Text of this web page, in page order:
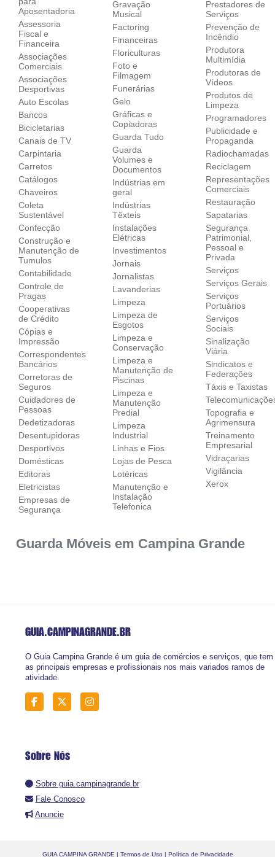
Aposentadoria
Assessoria
Fiscal e
Financeira
Associações
Comerciais
Associações
Desportivas
Auto Escolas
Bancos
Bicicletarias
Canais de TV
Carpintaria
Carretos
Catálogos
Chaveiros
Coleta
Sustentável
Confecção
Construção e
Manutenção de
Tumulos
Contabilidade
Controle de
Pragas
Cooperativas
de Crédito
Cópias e
Impressão
Correspondentes
Bancários
Corretoras de
Seguros
Cuidadores de
Pessoas
Dedetizadoras
Desentupidoras
Desportivos
Domésticas
Editoras
Eletricistas
Empresas de
Segurança
Gravação
Musical
Factoring
Financeiras
Floriculturas
Foto e
Filmagem
Funerárias
Gelo
Gráficas e
Copiadoras
Guarda Tudo
Guarda
Volumes e
Documentos
Indústrias em
geral
Indústrias
Têxteis
Instalações
Elétricas
Investimentos
Jornais
Jornalistas
Lavanderias
Limpeza
Limpeza de
Esgotos
Limpeza e
Conservação
Limpeza e
Manutenção de
Piscinas
Limpeza e
Manutenção
Predial
Limpeza
Industrial
Linhas e Fios
Lojas de Pesca
Lotéricas
Manutenção e
Instalação
Telefonica
Prestadores de
Serviços
Prevenção de
Incêndio
Produtora
Multimídia
Produtoras de
Vídeos
Produtos de
Limpeza
Programadores
Publicidade e
Propaganda
Radiochamadas
Reciclagem
Representações
Comerciais
Restauração
Sapatarias
Segurança
Patrimonial,
Pessoal e
Privada
Serviços
Serviços Gerais
Serviços
Portuários
Serviços
Sociais
Sinalização
Viária
Sindicatos e
Federações
Táxis e Taxistas
Topografia e
Agrimensura
Treinamento
Empresarial
Vidraçarias
Vigilância
Xerox
Guarda Móveis em Campina Grande
GUIA.CAMPINAGRANDE.BR
O Guia Campina Grande é um guia de comércios e serviços, que tem
as principais empresas e profissionais nos mais variados ramos de
atividade.
Sobre Nós
Sobre guia.campinagrande.br
Fale Conosco
Anuncie
GUIA CAMPINA GRANDE | Termos de Uso | Política de Privacidade